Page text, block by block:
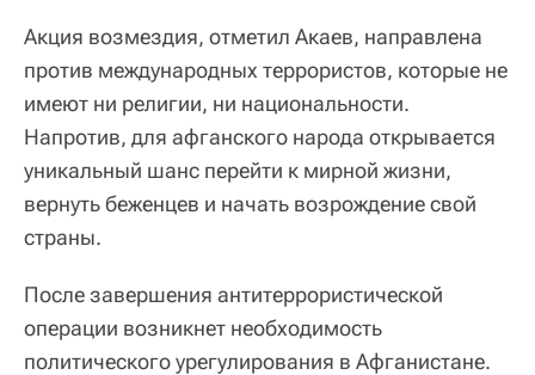
Акция возмездия, отметил Акаев, направлена
против международных террористов, которые не
имеют ни религии, ни национальности.
Напротив, для афганского народа открывается
уникальный шанс перейти к мирной жизни,
вернуть беженцев и начать возрождение свой
страны.
После завершения антитеррористической
операции возникнет необходимость
политического урегулирования в Афганистане.